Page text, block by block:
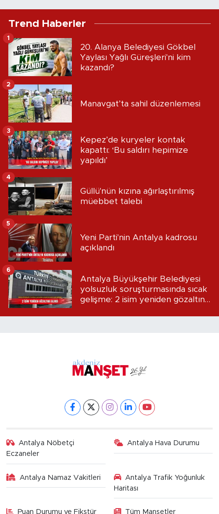
Trend Haberler
20. Alanya Belediyesi Gökbel
Yaylası Yağlı Güreşleri'ni kim
kazandı?
1
Manavgat’ta sahil düzenlemesi
2
Kepez’de kuryeler kontak
kapattı: ‘Bu saldırı hepimize
yapıldı’
3
Güllü'nün kızına ağırlaştırılmış
müebbet talebi
4
Yeni Parti'nin Antalya kadrosu
açıklandı
5
Antalya Büyükşehir Belediyesi
yolsuzluk soruşturmasında sıcak
gelişme: 2 isim yeniden gözaltına
6
Antalya Nöbetçi
Eczaneler
Antalya Hava Durumu
Antalya Namaz Vakitleri
Antalya Trafik Yoğunluk
Haritası
Puan Durumu ve Fikstür Tüm Manşetler